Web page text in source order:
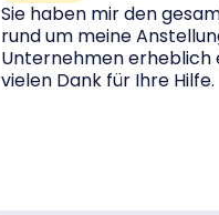
Sie haben mir den
rund um meine
Unternehmen
vielen Dank für Ihre Hilfe.